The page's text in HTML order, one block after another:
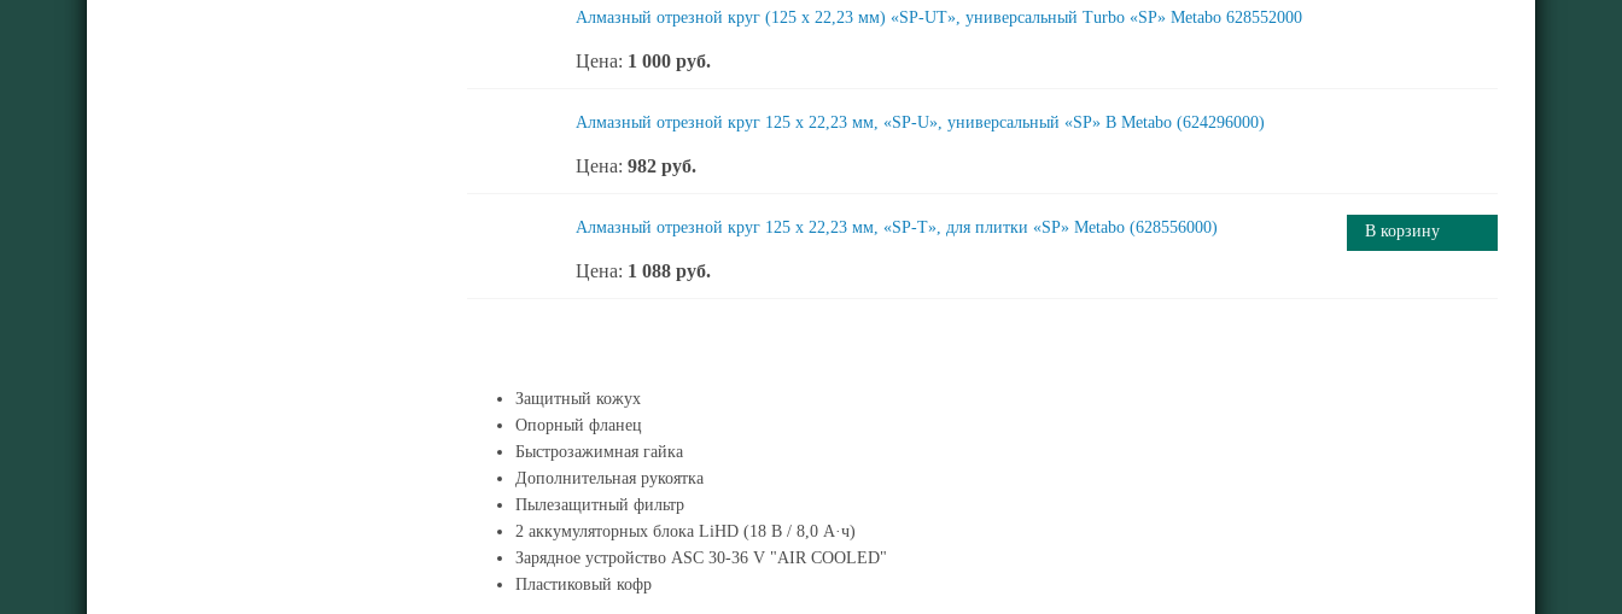
Алмазный отрезной круг (125 x 22,23 мм) «SP-UT», универсальный Turbo «SP» Metabo 628552000
Цена: 1 000 руб.
Алмазный отрезной круг 125 x 22,23 мм, «SP-U», универсальный «SP» B Metabo (624296000)
Цена: 982 руб.
В корзину
Алмазный отрезной круг 125 x 22,23 мм, «SP-T», для плитки «SP» Metabo (628556000)
Цена: 1 088 руб.
Защитный кожух
Опорный фланец
Быстрозажимная гайка
Дополнительная рукоятка
Пылезащитный фильтр
2 аккумуляторных блока LiHD (18 В / 8,0 А·ч)
Зарядное устройство ASC 30-36 V "AIR COOLED"
Пластиковый кофр